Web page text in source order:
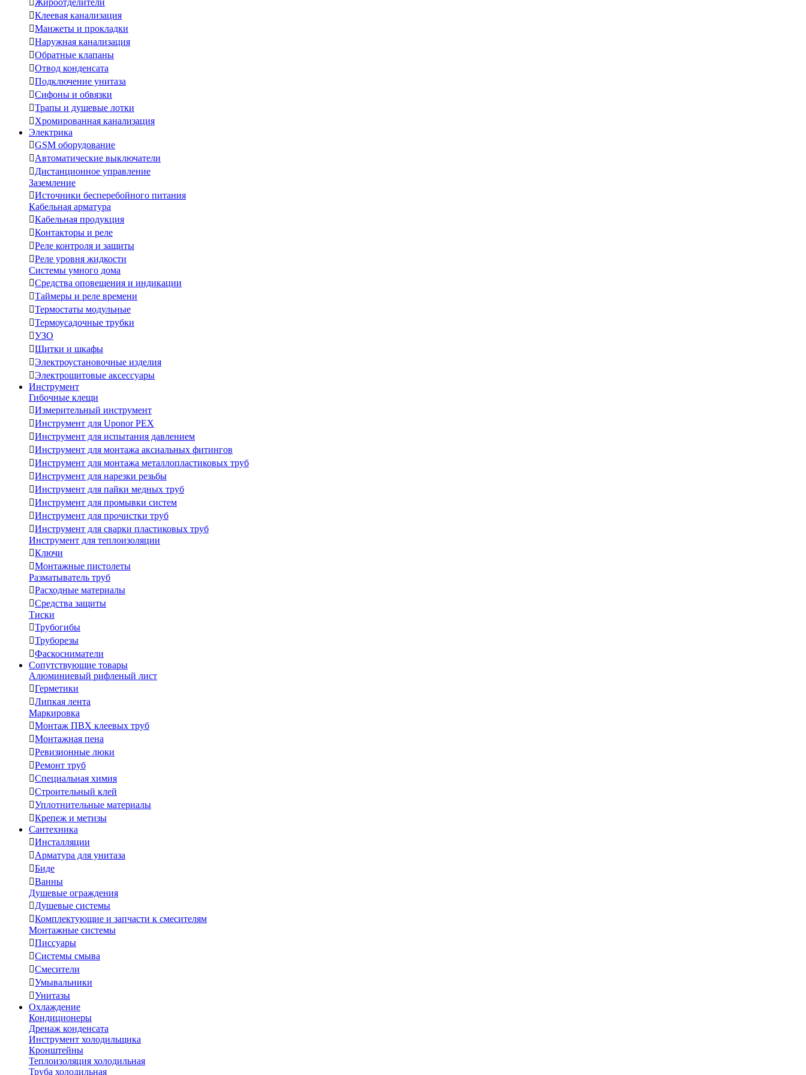
Жироотделители
Клеевая канализация
Манжеты и прокладки
Наружная канализация
Обратные клапаны
Отвод конденсата
Подключение унитаза
Сифоны и обвязки
Трапы и душевые лотки
Хромированная канализация
Электрика
GSM оборудование
Автоматические выключатели
Дистанционное управление
Заземление
Источники бесперебойного питания
Кабельная арматура
Кабельная продукция
Контакторы и реле
Реле контроля и защиты
Реле уровня жидкости
Системы умного дома
Средства оповещения и индикации
Таймеры и реле времени
Термостаты модульные
Термоусадочные трубки
УЗО
Щитки и шкафы
Электроустановочные изделия
Электрощитовые аксессуары
Инструмент
Гибочные клещи
Измерительный инструмент
Инструмент для Uponor PEX
Инструмент для испытания давлением
Инструмент для монтажа аксиальных фитингов
Инструмент для монтажа металлопластиковых труб
Инструмент для нарезки резьбы
Инструмент для пайки медных труб
Инструмент для промывки систем
Инструмент для прочистки труб
Инструмент для сварки пластиковых труб
Инструмент для теплоизоляции
Ключи
Монтажные пистолеты
Разматыватель труб
Расходные материалы
Средства защиты
Тиски
Трубогибы
Труборезы
Фаскосниматели
Сопутствующие товары
Алюминиевый рифленый лист
Герметики
Липкая лента
Маркировка
Монтаж ПВХ клеевых труб
Монтажная пена
Ревизионные люки
Ремонт труб
Специальная химия
Строительный клей
Уплотнительные материалы
Крепеж и метизы
Сантехника
Инсталляции
Арматура для унитаза
Биде
Ванны
Душевые ограждения
Душевые системы
Комплектующие и запчасти к смесителям
Монтажные системы
Писсуары
Системы смыва
Смесители
Умывальники
Унитазы
Охлаждение
Кондиционеры
Дренаж конденсата
Инструмент холодильщика
Кронштейны
Теплоизоляция холодильная
Труба холодильная